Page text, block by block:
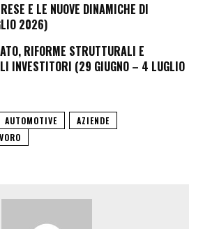
E LE NUOVE DINAMICHE DI
2026)
RIFORME STRUTTURALI E
INVESTITORI (29 GIUGNO – 4 LUGLIO
AUTOMOTIVE
AZIENDE